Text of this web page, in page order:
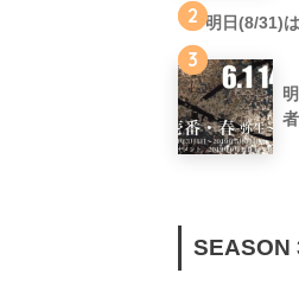
2 明日(8/31)
3
SEASON